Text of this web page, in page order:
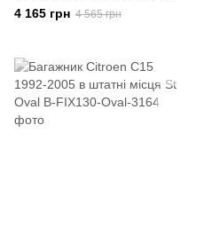
Aero
4 165 грн 4 565 грн